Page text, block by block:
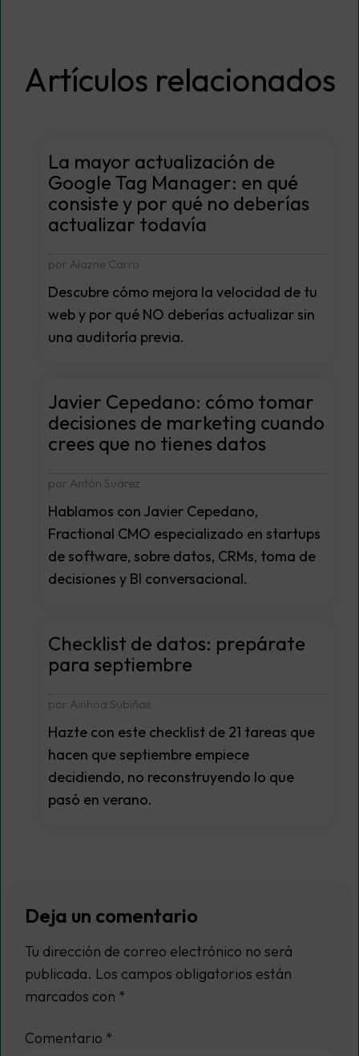
Artículos relacionados
La mayor actualización de
Google Tag Manager: en qué
consiste y por qué no deberías
actualizar todavía
por Alazne Carro
Descubre cómo mejora la velocidad de tu
web y por qué NO deberías actualizar sin
una auditoría previa.
Javier Cepedano: cómo tomar
decisiones de marketing cuando
crees que no tienes datos
por Antón Suárez
Hablamos con Javier Cepedano,
Fractional CMO especializado en startups
de software, sobre datos, CRMs, toma de
decisiones y BI conversacional.
Checklist de datos: prepárate
para septiembre
por Ainhoa Subiñas
Hazte con este checklist de 21 tareas que
hacen que septiembre empiece
decidiendo, no reconstruyendo lo que
pasó en verano.
Deja un comentario
Tu dirección de correo electrónico no será
publicada. Los campos obligatorios están
marcados con *
Comentario *